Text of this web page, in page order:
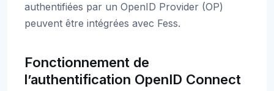
authentifiées par un OpenID Provider (OP)
peuvent être intégrées avec Fess.
Fonctionnement de
l’authentification OpenID Connect